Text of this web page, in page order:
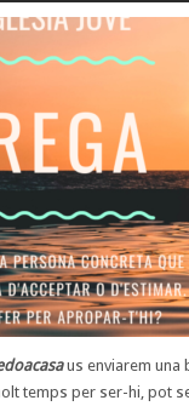
us enviarem una
temps per ser-hi, pot